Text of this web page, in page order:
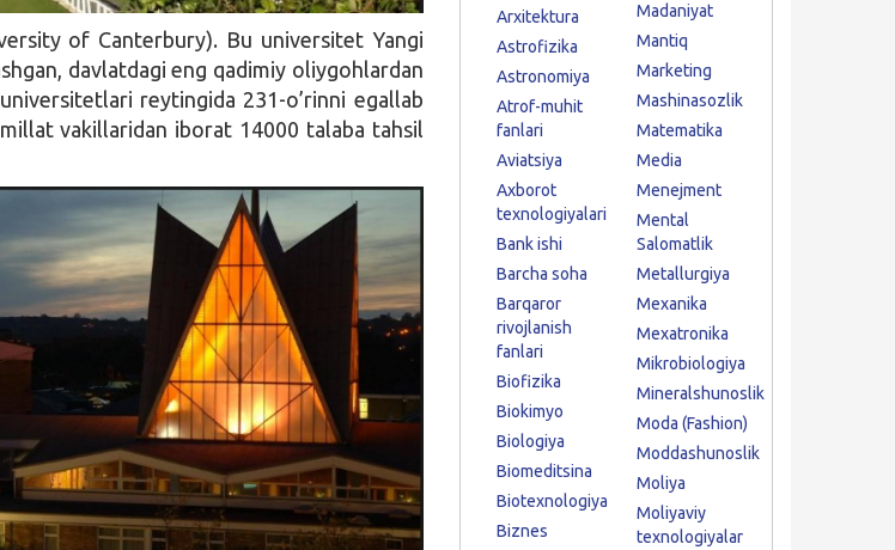
of Canterbury). Bu universitet Yangi
davlatdagi eng qadimiy oliygohlardan
reytingida 231-o’rinni egallab
vakillaridan iborat 14000 talaba tahsil
Arxitektura
Astrofizika
Astronomiya
Atrof-muhit
fanlari
Aviatsiya
Axborot
texnologiyalari
Bank ishi
Barcha soha
Barqaror
rivojlanish
fanlari
Biofizika
Biokimyo
Biologiya
Biomeditsina
Biotexnologiya
Biznes
Madaniyat
Mantiq
Marketing
Mashinasozlik
Matematika
Media
Menejment
Mental
Salomatlik
Metallurgiya
Mexanika
Mexatronika
Mikrobiologiya
Mineralshunoslik
Moda (Fashion)
Moddashunoslik
Moliya
Moliyaviy
texnologiyalar